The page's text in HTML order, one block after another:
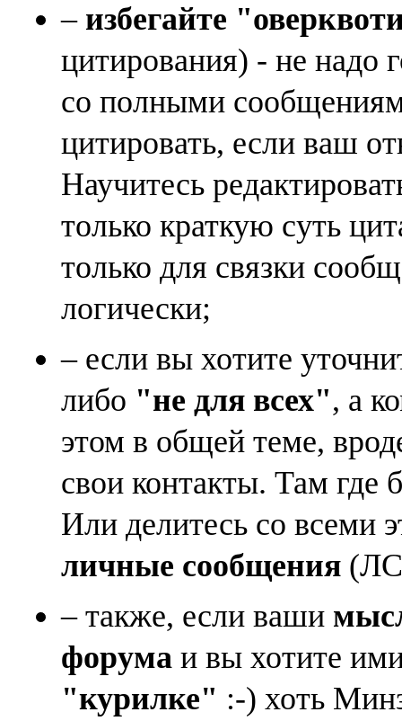
– избегайте
цитирования) - не надо
со полными
цитировать, если ваш
Научитесь
только краткую суть
только для связки
логически;
– если вы хотите
либо "не для всех", а
этом в общей теме,
свои контакты. Там где
Или делитесь со всеми
личные сообщения
– также, если ваши
форума и вы хотите
"курилке" :-) хоть